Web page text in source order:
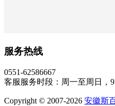
服务热线
0551-62586667
客服服务时段：周一至周日，
Copyright © 2007-2026 安徽斯